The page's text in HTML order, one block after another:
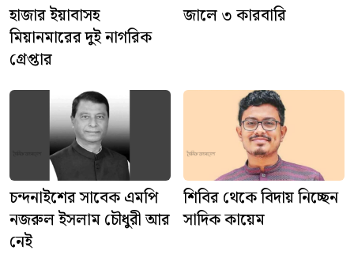
হাজার ইয়াবাসহ
মিয়ানমারের দুই নাগরিক
গ্রেপ্তার
জালে ৩ কারবারি
চন্দনাইশের সাবেক এমপি
নজরুল ইসলাম চৌধুরী আর
নেই
শিবির থেকে বিদায় নিচ্ছেন
সাদিক কায়েম